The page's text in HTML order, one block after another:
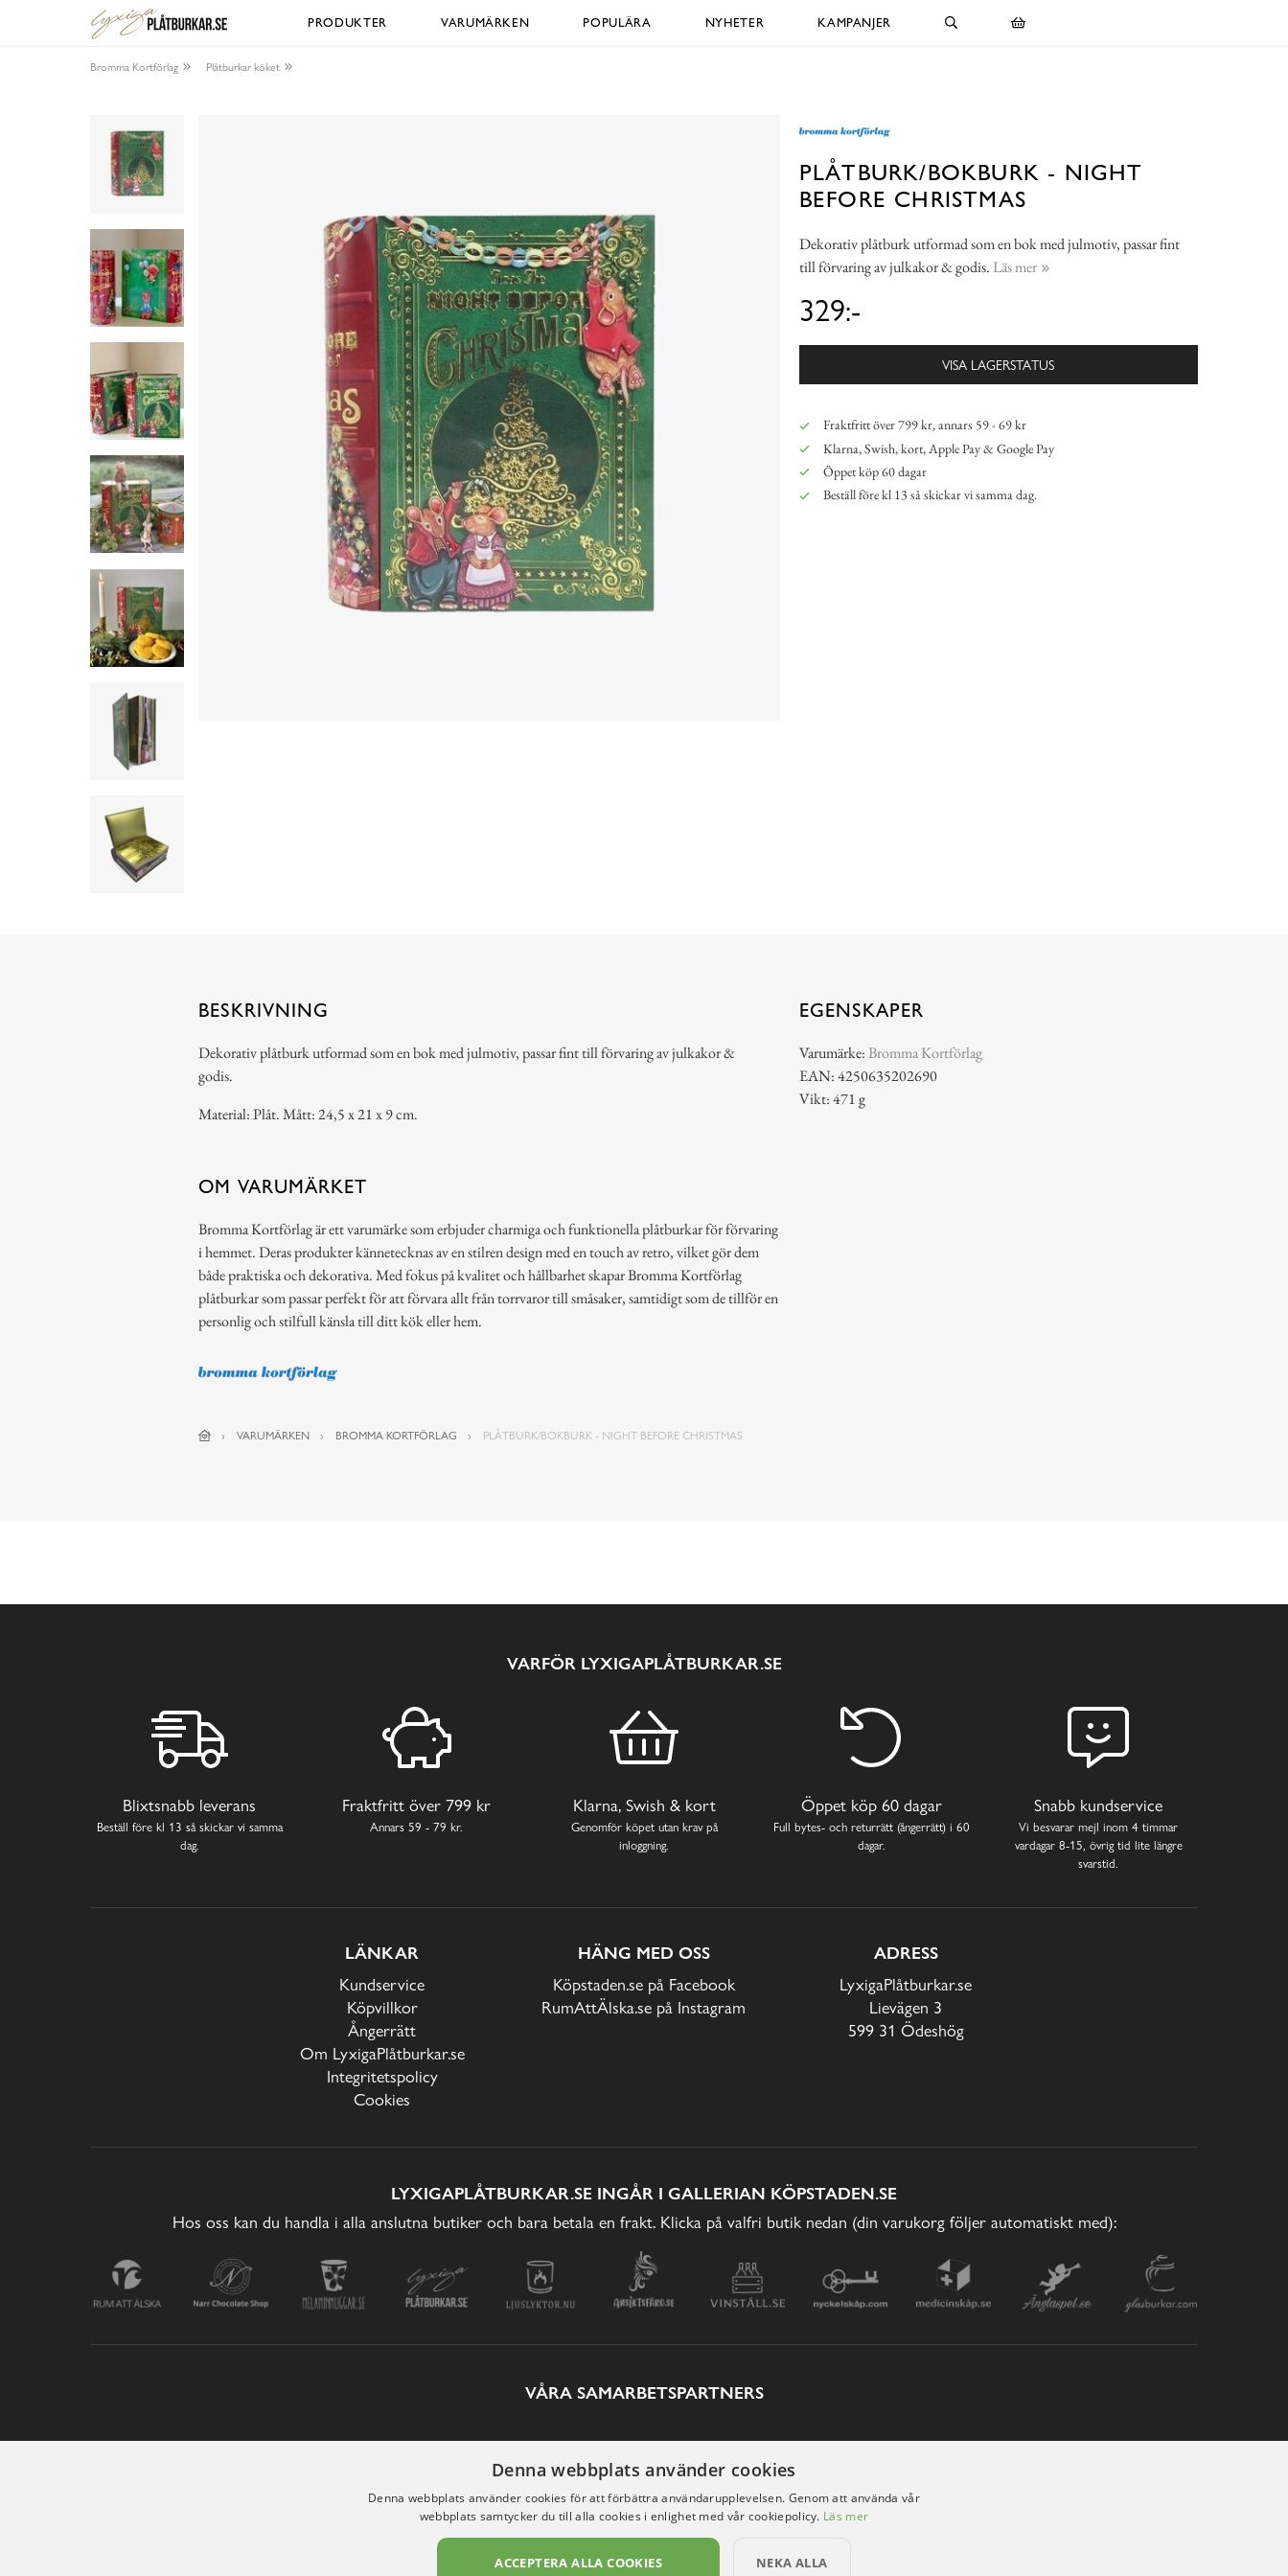
PRODUKTER VARUMÄRKEN POPULÄRA NYHETER KAMPANJER
Bromma Kortförlag Plåtburkar köket
PLÅTBURK/BOKBURK - NIGHT
BEFORE CHRISTMAS
Dekorativ plåtburk utformad som en bok med julmotiv, passar fint
till förvaring av julkakor & godis. Läs mer
329:-
VISA LAGERSTATUS
Fraktfritt över 799 kr, annars 59 - 69 kr
Klarna, Swish, kort, Apple Pay & Google Pay
Öppet köp 60 dagar
Beställ före kl 13 så skickar vi samma dag.
BESKRIVNING
Dekorativ plåtburk utformad som en bok med julmotiv, passar fint till förvaring av julkakor &
godis.
Material: Plåt. Mått: 24,5 x 21 x 9 cm.
EGENSKAPER
Varumärke:Bromma Kortförlag
EAN: 4250635202690
Vikt: 471 g
OM VARUMÄRKET
Bromma Kortförlag är ett varumärke som erbjuder charmiga och funktionella plåtburkar för förvaring
i hemmet. Deras produkter kännetecknas av en stilren design med en touch av retro, vilket gör dem
både praktiska och dekorativa. Med fokus på kvalitet och hållbarhet skapar Bromma Kortförlag
plåtburkar som passar perfekt för att förvara allt från torrvaror till småsaker, samtidigt som de tillför en
personlig och stilfull känsla till ditt kök eller hem.
VARUMÄRKEN BROMMA KORTFÖRLAG PLÅTBURK/BOKBURK - NIGHT BEFORE CHRISTMAS
VARFÖR LYXIGAPLÅTBURKAR.SE
Blixtsnabb leverans
Beställ före kl 13 så skickar vi samma
dag.
Fraktfritt över 799 kr
Annars 59 - 79 kr.
Klarna, Swish & kort
Genomför köpet utan krav på
inloggning.
Öppet köp 60 dagar
Full bytes- och returrätt (ångerrätt) i 60
dagar.
Snabb kundservice
Vi besvarar mejl inom 4 timmar
vardagar 8-15, övrig tid lite längre
svarstid.
LÄNKAR
Kundservice
Köpvillkor
Ångerrätt
Om LyxigaPlåtburkar.se
Integritetspolicy
Cookies
HÄNG MED OSS
Köpstaden.se på Facebook
RumAttÄlska.se på Instagram
ADRESS
LyxigaPlåtburkar.se
Lievägen 3
599 31 Ödeshög
LYXIGAPLÅTBURKAR.SE INGÅR I GALLERIAN KÖPSTADEN.SE
Hos oss kan du handla i alla anslutna butiker och bara betala en frakt. Klicka på valfri butik nedan (din varukorg följer automatiskt med):
VÅRA SAMARBETSPARTNERS
Denna webbplats använder cookies
Denna webbplats använder cookies för att förbättra användarupplevelsen. Genom att använda vår
webbplats samtycker du till alla cookies i enlighet med vår cookiepolicy. Läs mer
ACCEPTERA ALLA COOKIES NEKA ALLA